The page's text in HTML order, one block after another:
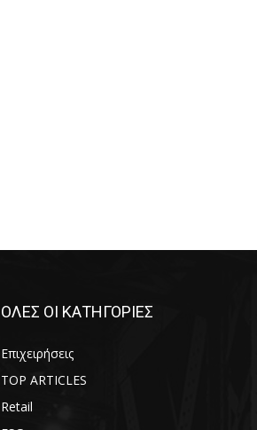
ΟΛΕΣ ΟΙ ΚΑΤΗΓΟΡΙΕΣ
Επιχειρήσεις
TOP ARTICLES
Retail